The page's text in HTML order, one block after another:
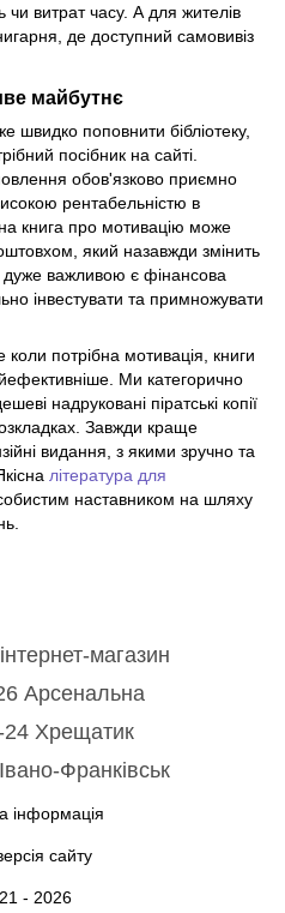
чи витрат часу. А для жителів
де доступний самовивіз
майбутнє
поповнити бібліотеку,
посібник на сайті.
обов'язково приємно
рентабельністю в
книга про мотивацію може
який назавжди змінить
дуже важливою є фінансова
інвестувати та примножувати
потрібна мотивація, книги
Ми категорично
надруковані піратські копії
Завжди краще
видання, з якими зручно та
література для
наставником на шляху
магазин
Арсенальна
Хрещатик
Франківськ
інформація
сайту
- 2026